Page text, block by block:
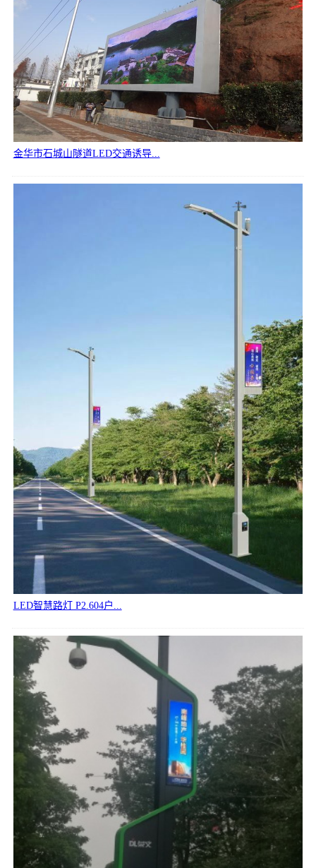
金华市石城山隧道LED交通诱导...
LED智慧路灯 P2.604户...